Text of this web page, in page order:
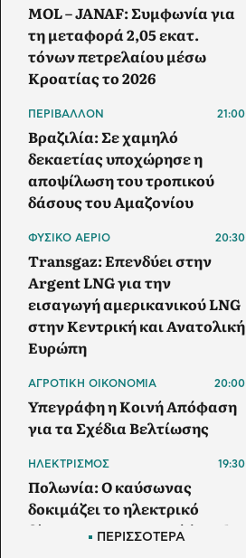
MOL – JANAF: Συμφωνία για
τη μεταφορά 2,05 εκατ.
τόνων πετρελαίου μέσω
Κροατίας το 2026
ΠΕΡΙΒΑΛΛΟΝ 21:00
Βραζιλία: Σε χαμηλό
δεκαετίας υποχώρησε η
αποψίλωση του τροπικού
δάσους του Αμαζονίου
ΦΥΣΙΚΟ ΑΕΡΙΟ 20:30
Transgaz: Επενδύει στην
Argent LNG για την
εισαγωγή αμερικανικού LNG
στην Κεντρική και Ανατολική
Ευρώπη
ΑΓΡΟΤΙΚΗ ΟΙΚΟΝΟΜΙΑ 20:00
Υπεγράφη η Κοινή Απόφαση
για τα Σχέδια Βελτίωσης
ΗΛΕΚΤΡΙΣΜΟΣ 19:30
Πολωνία: Ο καύσωνας
δοκιμάζει το ηλεκτρικό
δίκτυο – Στα 423 ευρώ/MWh
ΠΕΡΙΣΣΟΤΕΡΑ